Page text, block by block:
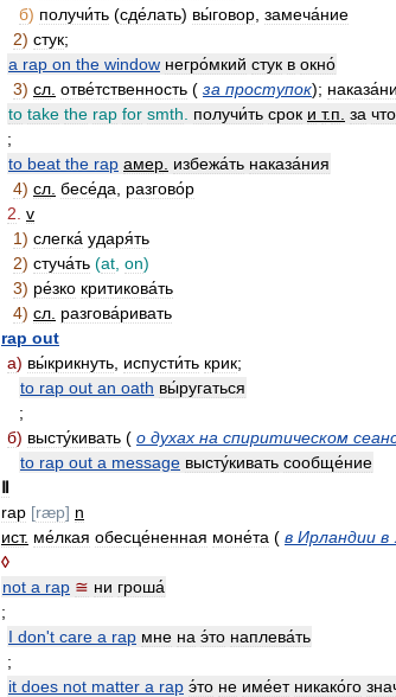
б) получи́ть (сде́лать) вы́говор замеча́ние
2) стук;
a rap on the window негро́мкий стук в окно́
3) сл отве́тственность ( за проступок);
to take the rap for smth получи́ть срок и т.п за что
;
to beat the rap амер избежа́ть наказа́ния
4) сл бесе́да
разгово́р
2 v
1) слегка́ ударя́ть
2) стуча́ть (at on)
3) ре́зко критикова́ть
4) сл разгова́ривать
rap out
а) вы́крикнуть испусти́ть крик;
to rap out an oath вы́ругаться
;
б) высту́кивать ( о духах на спиритическом
to rap out a message высту́кивать сообще́ние
Ⅱ
rap [ræp] n
ист. ме́лкая обесце́ненная моне́та ( в Ирландии в
◊
not a rap ≅ ни гроша́
;
I don't care a rap мне на э́то наплева́ть
;
it does not matter a rap э́то не име́ет никако́го